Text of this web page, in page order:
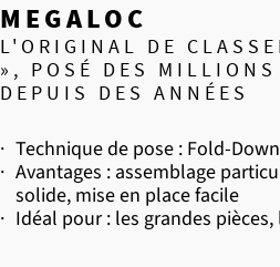
MEGALOC
L'ORIGINAL DE
», POSÉ DES
DEPUIS DES ANNÉES
· Technique de pose : Fold-Down
· Avantages : assemblage
solide, mise en place facile
· Idéal pour : les grandes